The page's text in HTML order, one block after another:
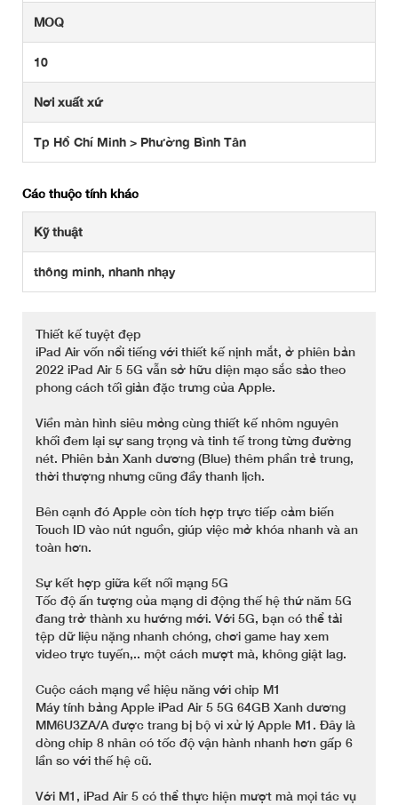
MOQ
10
Nơi xuất xứ
Tp Hồ Chí Minh > Phường Bình Tân
Các thuộc tính khác
Kỹ thuật
thông minh, nhanh nhạy
Thiết kế tuyệt đẹp
iPad Air vốn nổi tiếng với thiết kế nịnh mắt, ở phiên bản
2022 iPad Air 5 5G vẫn sở hữu diện mạo sắc sảo theo
phong cách tối giản đặc trưng của Apple.
Viền màn hình siêu mỏng cùng thiết kế nhôm nguyên
khối đem lại sự sang trọng và tinh tế trong từng đường
nét. Phiên bản Xanh dương (Blue) thêm phần trẻ trung,
thời thượng nhưng cũng đầy thanh lịch.
Bên cạnh đó Apple còn tích hợp trực tiếp cảm biến
Touch ID vào nút nguồn, giúp việc mở khóa nhanh và an
toàn hơn.
Sự kết hợp giữa kết nối mạng 5G
Tốc độ ấn tượng của mạng di động thế hệ thứ năm 5G
đang trở thành xu hướng mới. Với 5G, bạn có thể tải
tệp dữ liệu nặng nhanh chóng, chơi game hay xem
video trực tuyến,.. một cách mượt mà, không giật lag.
Cuộc cách mạng về hiệu năng với chip M1
Máy tính bảng Apple iPad Air 5 5G 64GB Xanh dương
MM6U3ZA/A được trang bị bộ vi xử lý Apple M1. Đây là
dòng chip 8 nhân có tốc độ vận hành nhanh hơn gấp 6
lần so với thế hệ cũ.
Với M1, iPad Air 5 có thể thực hiện mượt mà mọi tác vụ